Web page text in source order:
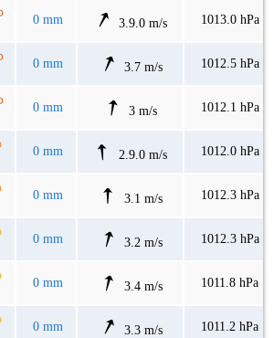
0 mm 3.9.0 m/s 1013.0 hPa
0 mm 3.7 m/s 1012.5 hPa
0 mm 3 m/s 1012.1 hPa
0 mm 2.9.0 m/s 1012.0 hPa
0 mm 3.1 m/s 1012.3 hPa
0 mm 3.2 m/s 1012.3 hPa
0 mm 3.4 m/s 1011.8 hPa
0 mm 3.3 m/s 1011.2 hPa